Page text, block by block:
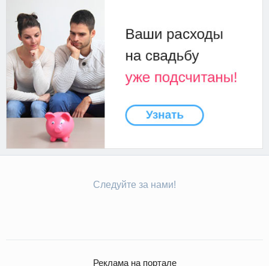
Следуйте за нами!
Реклама на портале